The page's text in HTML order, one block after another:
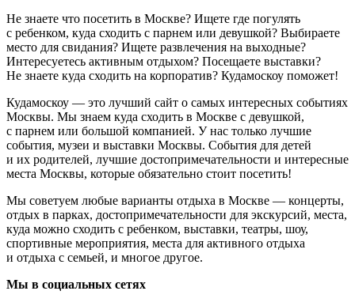
Не знаете что посетить в Москве? Ищете где погулять
с ребенком, куда сходить с парнем или девушкой? Выбираете
место для свидания? Ищете развлечения на выходные?
Интересуетесь активным отдыхом? Посещаете выставки?
Не знаете куда сходить на корпоратив? Кудамоскоу поможет!
Кудамоскоу — это лучший сайт о самых интересных событиях
Москвы. Мы знаем куда сходить в Москве с девушкой,
с парнем или большой компанией. У нас только лучшие
события, музеи и выставки Москвы. События для детей
и их родителей, лучшие достопримечательности и интересные
места Москвы, которые обязательно стоит посетить!
Мы советуем любые варианты отдыха в Москве — концерты,
отдых в парках, достопримечательности для экскурсий, места,
куда можно сходить с ребенком, выставки, театры, шоу,
спортивные мероприятия, места для активного отдыха
и отдыха с семьей, и многое другое.
Мы в социальных сетях